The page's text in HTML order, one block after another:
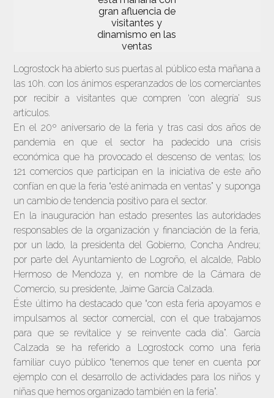
Logrostock ha abierto sus puertas al público esta mañana a
las 10h. con los ánimos esperanzados de los comerciantes
por recibir a visitantes que compren ‘con alegría’ sus
artículos.
En el 20º aniversario de la feria y tras casi dos años de
pandemia en que el sector ha padecido una crisis
económica que ha provocado el descenso de ventas; los
121 comercios que participan en la iniciativa de este año
confían en que la feria “esté animada en ventas” y suponga
un cambio de tendencia positivo para el sector.
En la inauguración han estado presentes las autoridades
responsables de la organización y financiación de la feria,
por un lado, la presidenta del Gobierno, Concha Andreu;
por parte del Ayuntamiento de Logroño, el alcalde, Pablo
Hermoso de Mendoza y, en nombre de la Cámara de
Comercio, su presidente, Jaime García Calzada.
Éste último ha destacado que “con esta feria apoyamos e
impulsamos al sector comercial, con el que trabajamos
para que se revitalice y se reinvente cada día”. García
Calzada se ha referido a Logrostock como una feria
familiar cuyo público “tenemos que tener en cuenta por
ejemplo con el desarrollo de actividades para los niños y
niñas que hemos organizado también en la feria”.